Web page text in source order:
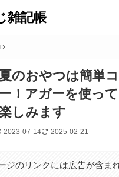
雑記帳
夏のおやつは簡単
ー！アガーを使っ
しみます
2023-07-14 2025-02-21
ジのリンクには広告が含ま